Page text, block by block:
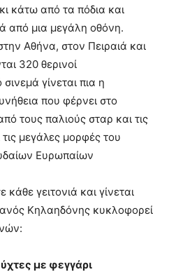
κάτω από τα πόδια και
από μια μεγάλη οθόνη.
Αθήνα, στον Πειραιά και
320 θερινοί
γίνεται πια η
που φέρνει στο
τους παλιούς σταρ και τις
μεγάλες μορφές του
Ευρωπαίων
κάθε γειτονιά και γίνεται
Κηλαηδόνης κυκλοφορεί
με φεγγάρι